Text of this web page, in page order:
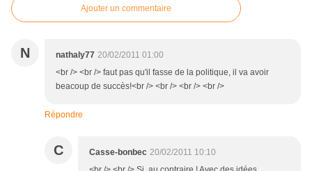
Ajouter un commentaire
N nathaly77 20/02/2011 01:00
<br /> <br /> faut pas qu'il fasse de la politique, il va avoir
beacoup de succès!<br /> <br /> <br /> <br />
Répondre
C Casse-bonbec 20/02/2011 10:10